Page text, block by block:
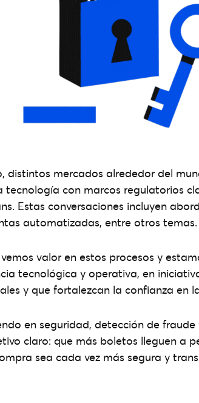
distintos mercados alrededor del
tecnología con marcos regulatorios
Estas conversaciones incluyen
automatizadas, entre otros temas.
valor en estos procesos y
tecnológica y operativa, en
y que fortalezcan la confianza en
en seguridad, detección de
claro: que más boletos lleguen a
sea cada vez más segura y